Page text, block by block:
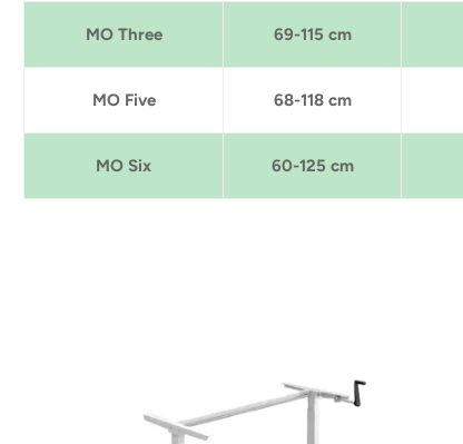
MO Three 69-115 cm
MO Five 68-118 cm
MO Six 60-125 cm